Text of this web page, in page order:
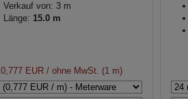
Verkauf von: 3 m
Länge: 15.0 m
0,777 EUR / ohne MwSt. (1 m)